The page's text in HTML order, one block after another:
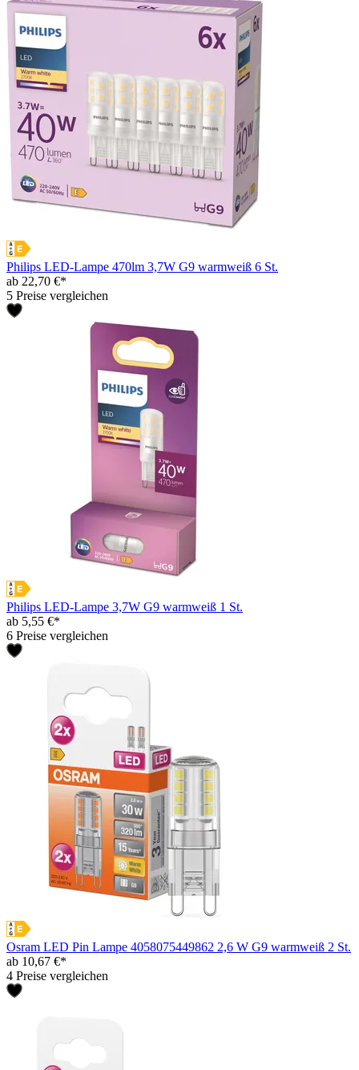
Philips LED-Lampe 470lm 3,7W G9 warmweiß 6 St.
ab 22,70 €*
5 Preise vergleichen
Philips LED-Lampe 3,7W G9 warmweiß 1 St.
ab 5,55 €*
6 Preise vergleichen
Osram LED Pin Lampe 4058075449862 2,6 W G9 warmweiß 2 St.
ab 10,67 €*
4 Preise vergleichen